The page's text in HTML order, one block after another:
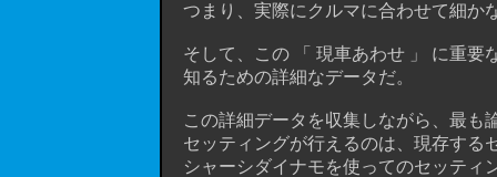
つまり、実際にクルマに合わせて細か
そして、この 「 現車あわせ 」 に重要
知るための詳細なデータだ。
この詳細データを収集しながら、最も
セッティングが行えるのは、現存する
シャーシダイナモを使ってのセッティ